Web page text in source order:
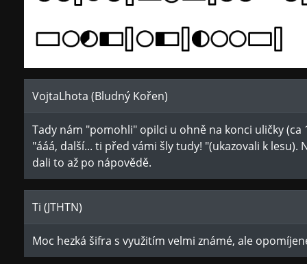
VojtaLhota (Bludný Kořen)
Tady nám "pomohli" opilci u ohně na konci uličky
"ááá, další... ti před vámi šly tudy! "(ukazovali k
dali to až po nápovědě.
Ti (JTHTN)
Moc hezká šifra s využitím velmi známé, ale